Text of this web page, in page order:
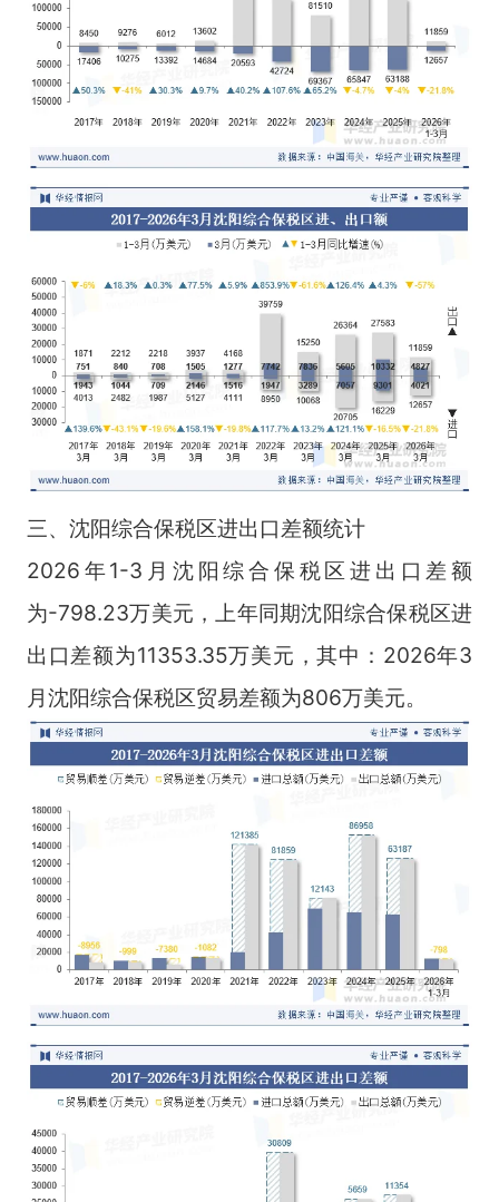
三、沈阳综合保税区进出口差额统计
2026年1-3月沈阳综合保税区进出口差额
为-798.23万美元，上年同期沈阳综合保税区进
出口差额为11353.35万美元，其中：2026年3
月沈阳综合保税区贸易差额为806万美元。